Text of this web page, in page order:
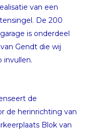
van een
De 200
is onderdeel
Gendt die wij
invullen.
de
de herinrichting van
Blok van